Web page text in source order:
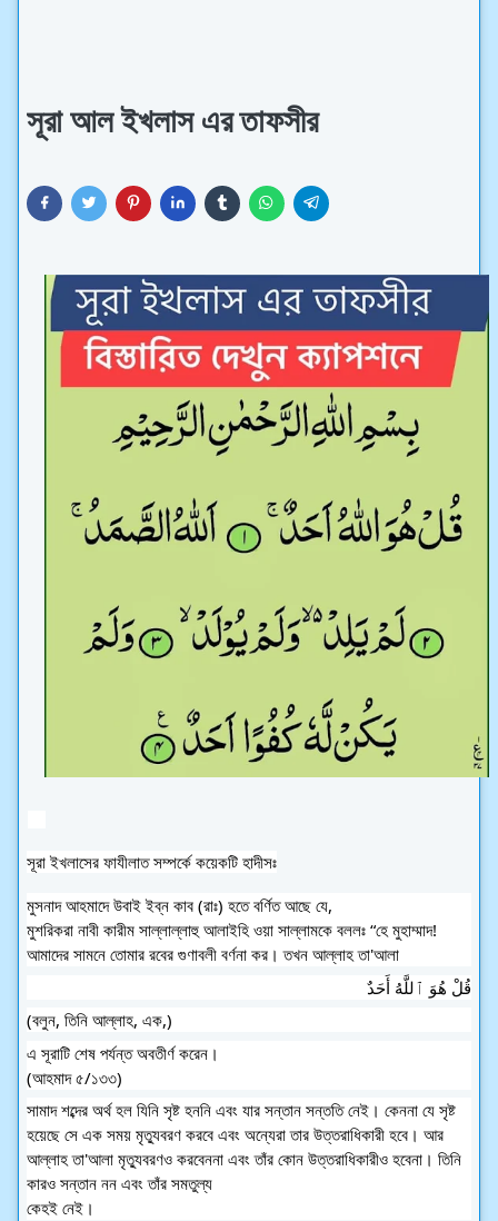
সূরা আল ইখলাস এর তাফসীর
সূরা ইখলাসের ফাযীলাত সম্পর্কে কয়েকটি হাদীসঃ
মুসনাদ আহমাদে উবাই ইব্‌ন কাব (রাঃ) হতে বর্ণিত আছে যে,
মুশরিকরা নাবী কারীম সাল্লাল্লাহু আলাইহি ওয়া সাল্লামকে বললঃ “হে মুহাম্মাদ!
আমাদের সামনে তোমার রবের গুণাবলী বর্ণনা কর। তখন আল্লাহ তা'আলা
قُلْ هُوَ ٱللَّهُ أَحَدٌ
(বলুন, তিনি আল্লাহ, এক,)
এ সূরাটি শেষ পর্যন্ত অবতীর্ণ করেন।
(আহমাদ ৫/১৩৩)
সামাদ শব্দের অর্থ হল যিনি সৃষ্ট হননি এবং যার সন্তান সন্ততি নেই। কেননা যে সৃষ্ট
হয়েছে সে এক সময় মৃত্যুবরণ করবে এবং অন্যেরা তার উত্তরাধিকারী হবে। আর
আল্লাহ তা'আলা মৃত্যুবরণও করবেননা এবং তাঁর কোন উত্তরাধিকারীও হবেনা। তিনি
কারও সন্তান নন এবং তাঁর সমতুল্য
কেহই নেই।